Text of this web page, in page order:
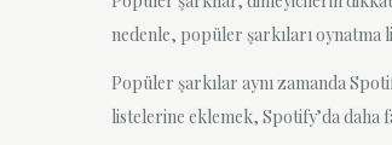
nedenle, popüler şarkıları oynatma
Popüler şarkılar aynı zamanda
listelerine eklemek, Spotify’da daha